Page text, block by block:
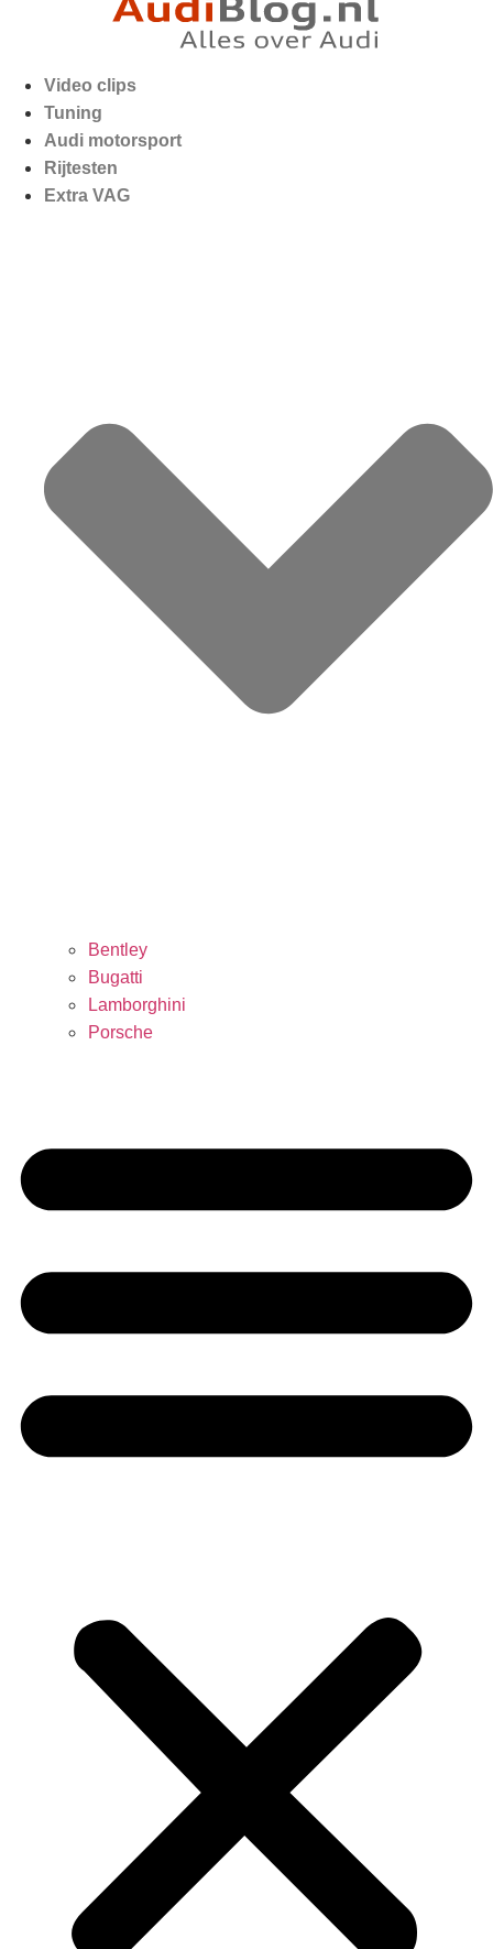
Video clips
Tuning
Audi motorsport
Rijtesten
Extra VAG
Bentley
Bugatti
Lamborghini
Porsche